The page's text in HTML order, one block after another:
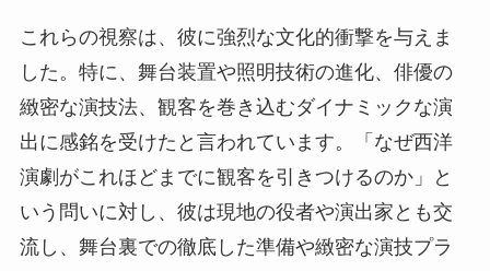
これらの視察は、彼に強烈な文化的衝撃を与えま
した。特に、舞台装置や照明技術の進化、俳優の
緻密な演技法、観客を巻き込むダイナミックな演
出に感銘を受けたと言われています。「なぜ西洋
演劇がこれほどまでに観客を引きつけるのか」と
いう問いに対し、彼は現地の役者や演出家とも交
流し、舞台裏での徹底した準備や緻密な演技プラ